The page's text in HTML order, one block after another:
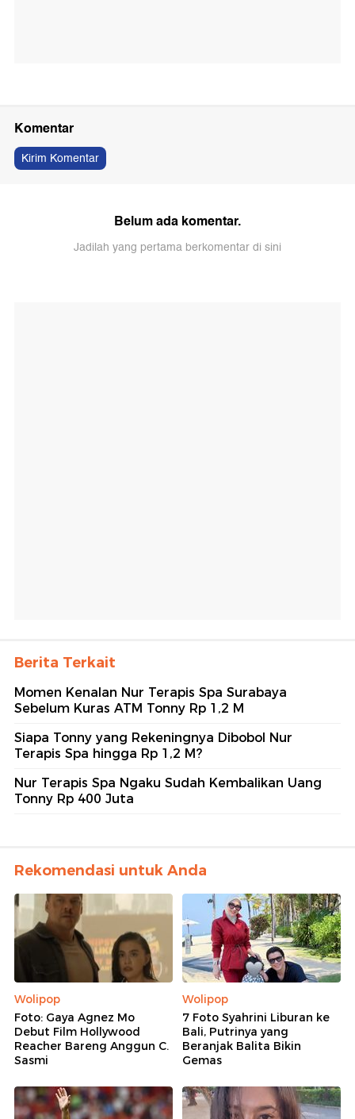
Komentar
Kirim Komentar
Belum ada komentar.
Jadilah yang pertama berkomentar di sini
Berita Terkait
Momen Kenalan Nur Terapis Spa Surabaya
Sebelum Kuras ATM Tonny Rp 1,2 M
Siapa Tonny yang Rekeningnya Dibobol Nur
Terapis Spa hingga Rp 1,2 M?
Nur Terapis Spa Ngaku Sudah Kembalikan Uang
Tonny Rp 400 Juta
Rekomendasi untuk Anda
Wolipop
Foto: Gaya Agnez Mo
Debut Film Hollywood
Reacher Bareng Anggun C.
Sasmi
Wolipop
7 Foto Syahrini Liburan ke
Bali, Putrinya yang
Beranjak Balita Bikin
Gemas